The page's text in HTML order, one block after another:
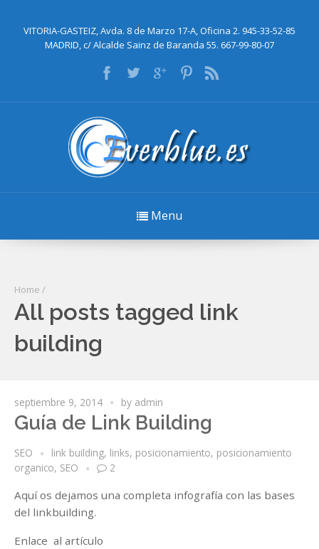
VITORIA-GASTEIZ, Avda. 8 de Marzo 17-A, Oficina 2. 945-33-52-85
MADRID, c/ Alcalde Sainz de Baranda 55. 667-99-80-07
Menu
Home /
All posts tagged link
building
septiembre 9, 2014 by admin
Guía de Link Building
SEO link building, links, posicionamiento, posicionamiento
organico, SEO 2
Aquí os dejamos una completa infografía con las bases
del linkbuilding.
Enlace al artículo